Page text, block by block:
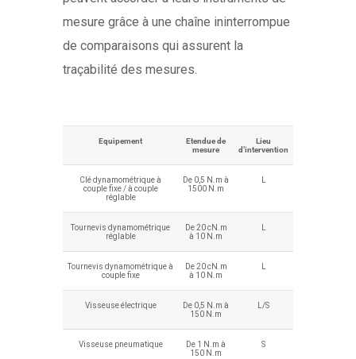
mesure grâce à une chaîne ininterrompue
de comparaisons qui assurent la
traçabilité des mesures.
Equipement
Etendue de
mesure
Lieu
d’intervention
Clé dynamométrique à
couple fixe / à couple
réglable
De 0,5 N.m à
1500 N.m
L
Tournevis dynamométrique
réglable
De 20 cN.m
à 10 N.m
L
Tournevis dynamométrique à
couple fixe
De 20 cN.m
à 10 N.m
L
Visseuse électrique
De 0,5 N.m à
150 N.m
L/S
Visseuse pneumatique
De 1 N.m à
150 N.m
S